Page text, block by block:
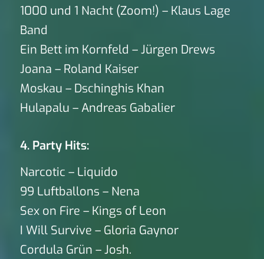
1000 und 1 Nacht (Zoom!) – Klaus Lage
Band
Ein Bett im Kornfeld – Jürgen Drews
Joana – Roland Kaiser
Moskau – Dschinghis Khan
Hulapalu – Andreas Gabalier
4. Party Hits:
Narcotic – Liquido
99 Luftballons – Nena
Sex on Fire – Kings of Leon
I Will Survive – Gloria Gaynor
Cordula Grün – Josh.